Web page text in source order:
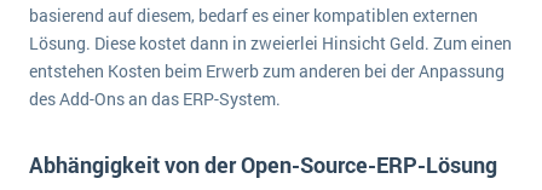
basierend auf diesem, bedarf es einer kompatiblen externen
Lösung. Diese kostet dann in zweierlei Hinsicht Geld. Zum einen
entstehen Kosten beim Erwerb zum anderen bei der Anpassung
des Add-Ons an das ERP-System.
Abhängigkeit von der Open-Source-ERP-Lösung